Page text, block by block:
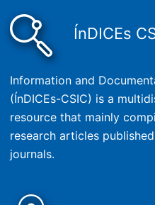
ÍnDICEs
Information and
(ÍnDICEs-CSIC) is a
resource that mainly
research articles
journals.